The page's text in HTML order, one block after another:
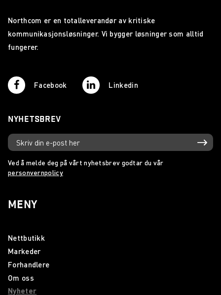
Northcom er en totalleverandør av kritiske
kommunikasjonsløsninger. Vi bygger løsninger som alltid
fungerer.
Facebook Linkedin
NYHETSBREV
Ved å melde deg på vårt nyhetsbrev godtar du vår
personvernpolicy
MENY
Nettbutikk
Markeder
Forhandlere
Om oss
Nyheter